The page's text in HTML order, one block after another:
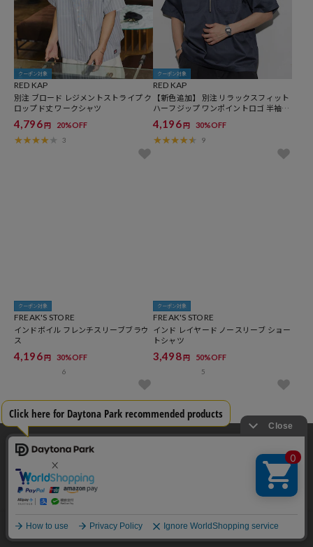
クーポン対象
RED KAP
別注 ブロード レジメントストライプ ク
ロップド丈 ワークシャツ
4,796円 20%OFF
3
クーポン対象
RED KAP
【新色追加】 別注 リラックスフィット
ハーフジップ ワンポイントロゴ 半袖ツ
イルワークシャツ
4,196円 30%OFF
9
クーポン対象
FREAK'S STORE
インドボイル フレンチスリーブブラウ
ス
4,196円 30%OFF
6
クーポン対象
FREAK'S STORE
インド レイヤード ノースリーブ ショー
トシャツ
3,498円 50%OFF
5
メニュー スタイリング 探す お気に入り カート
当サイトでは利用体験の向上およびコンテンツの最適な提供、トラフィック
の分析を目的としてCookieを使用しています。
サイトの閲覧を継続された場合、Cookieの利用に同意したことものといたし
ます。
詳細についてはプライバシーポリシー
承諾する